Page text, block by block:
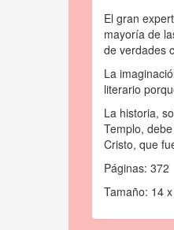
El gran
mayoría de
de verdades
La
literario
La historia,
Templo,
Cristo, que
Páginas: 372
Tamaño: 14